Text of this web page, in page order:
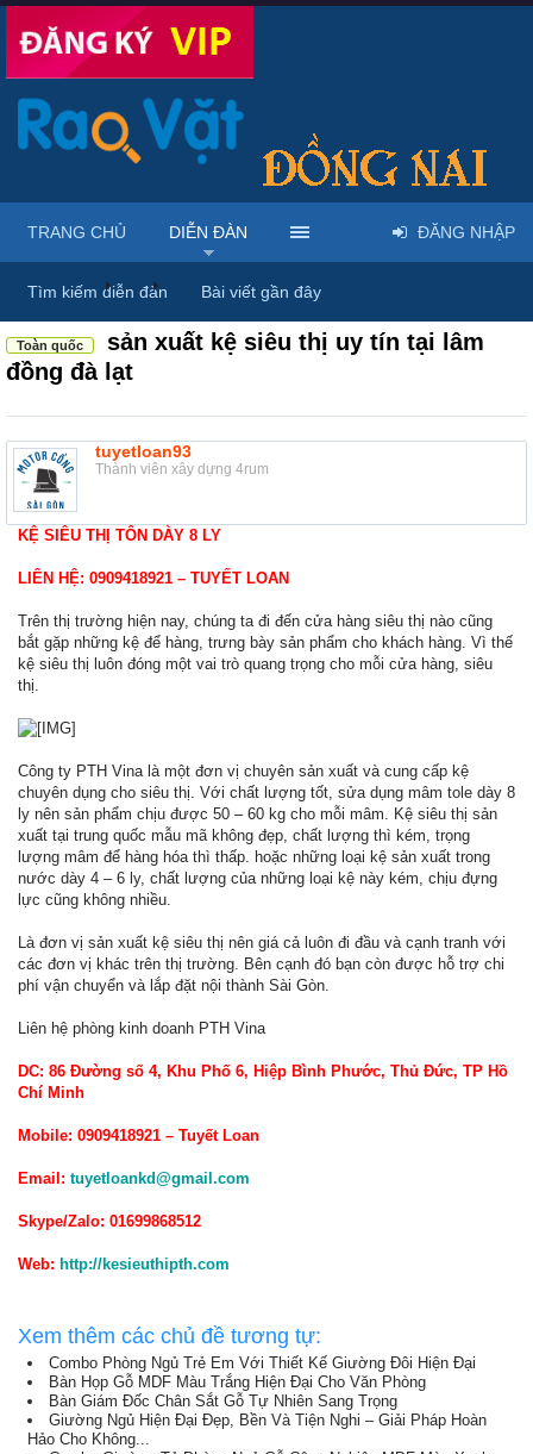
Diễn đàn ... Nội thất & Ngoại thất
Toàn quốc
sản xuất kệ siêu thị uy tín tại lâm
đồng đà lạt
tuyetloan93
Thành viên xây dựng 4rum
KỆ SIÊU THỊ TÔN DÀY 8 LY
LIÊN HỆ: 0909418921 – TUYẾT LOAN
Trên thị trường hiện nay, chúng ta đi đến cửa hàng siêu thị nào cũng
bắt gặp những kệ để hàng, trưng bày sản phẩm cho khách hàng. Vì thế
kệ siêu thị luôn đóng một vai trò quang trọng cho mỗi cửa hàng, siêu
thị.
Công ty PTH Vina là một đơn vị chuyên sản xuất và cung cấp kệ
chuyên dụng cho siêu thị. Với chất lượng tốt, sửa dụng mâm tole dày 8
ly nên sản phẩm chịu được 50 – 60 kg cho mỗi mâm. Kệ siêu thị sản
xuất tại trung quốc mẫu mã không đẹp, chất lượng thì kém, trọng
lượng mâm để hàng hóa thì thấp. hoặc những loại kệ sản xuất trong
nước dày 4 – 6 ly, chất lượng của những loại kệ này kém, chịu đựng
lực cũng không nhiều.
Là đơn vị sản xuất kệ siêu thị nên giá cả luôn đi đầu và cạnh tranh với
các đơn vị khác trên thị trường. Bên cạnh đó bạn còn được hỗ trợ chi
phí vận chuyển và lắp đặt nội thành Sài Gòn.
Liên hệ phòng kinh doanh PTH Vina
DC: 86 Đường số 4, Khu Phố 6, Hiệp Bình Phước, Thủ Đức, TP Hồ
Chí Minh
Mobile: 0909418921 – Tuyết Loan
Email: tuyetloankd@gmail.com
Skype/Zalo: 01699868512
Web: http://kesieuthipth.com
Xem thêm các chủ đề tương tự:
Combo Phòng Ngủ Trẻ Em Với Thiết Kế Giường Đôi Hiện Đại
Bàn Họp Gỗ MDF Màu Trắng Hiện Đại Cho Văn Phòng
Bàn Giám Đốc Chân Sắt Gỗ Tự Nhiên Sang Trọng
Giường Ngủ Hiện Đại Đẹp, Bền Và Tiện Nghi – Giải Pháp Hoàn
Hảo Cho Không...
TRANG CHỦ DIỄN ĐÀN
Tìm kiếm diễn đàn Bài viết gần đây
ĐĂNG NHẬP